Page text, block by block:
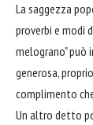
La saggezza
proverbi e modi
melograno" può
generosa,
complimento
Un altro detto